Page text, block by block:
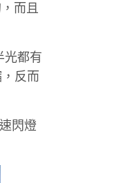
而且
光都有
反而
閃燈